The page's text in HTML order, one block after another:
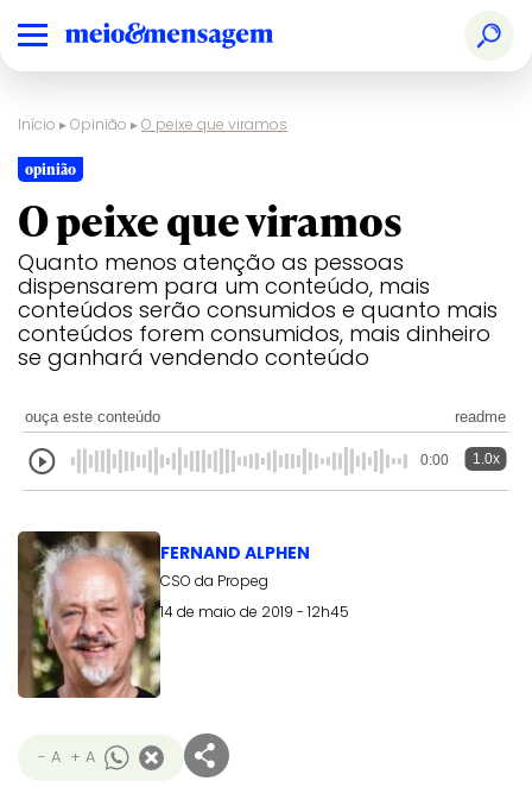
Início ▸Opinião ▸O peixe que viramos
opinião
O peixe que viramos
Quanto menos atenção as pessoas
dispensarem para um conteúdo, mais
conteúdos serão consumidos e quanto mais
conteúdos forem consumidos, mais dinheiro
se ganhará vendendo conteúdo
ouça este conteúdo readme
0:00 1.0x
FERNAND ALPHEN
CSO da Propeg
14 de maio de 2019 - 12h45
- A + A